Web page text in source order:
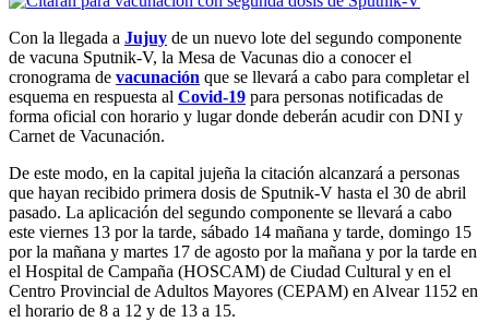
Con la llegada a Jujuy de un nuevo lote del segundo componente
de vacuna Sputnik-V, la Mesa de Vacunas dio a conocer el
cronograma de vacunación que se llevará a cabo para completar el
esquema en respuesta al Covid-19 para personas notificadas de
forma oficial con horario y lugar donde deberán acudir con DNI y
Carnet de Vacunación.
De este modo, en la capital jujeña la citación alcanzará a personas
que hayan recibido primera dosis de Sputnik-V hasta el 30 de abril
pasado. La aplicación del segundo componente se llevará a cabo
este viernes 13 por la tarde, sábado 14 mañana y tarde, domingo 15
por la mañana y martes 17 de agosto por la mañana y por la tarde en
el Hospital de Campaña (HOSCAM) de Ciudad Cultural y en el
Centro Provincial de Adultos Mayores (CEPAM) en Alvear 1152 en
el horario de 8 a 12 y de 13 a 15.